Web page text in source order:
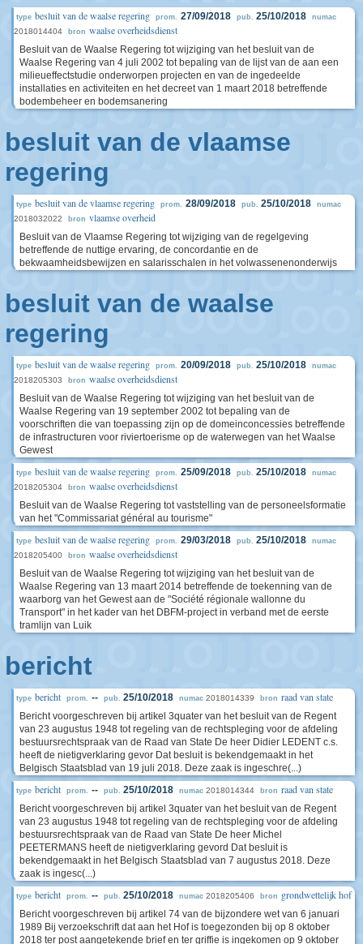
type besluit van de waalse regering prom. 27/09/2018 pub. 25/10/2018 numac
2018014404 bron waalse overheidsdienst
Besluit van de Waalse Regering tot wijziging van het besluit van de
Waalse Regering van 4 juli 2002 tot bepaling van de lijst van de aan een
milieueffectstudie onderworpen projecten en van de ingedeelde
installaties en activiteiten en het decreet van 1 maart 2018 betreffende
bodembeheer en bodemsanering
besluit van de vlaamse
regering
type besluit van de vlaamse regering prom. 28/09/2018 pub. 25/10/2018 numac
2018032022 bron vlaamse overheid
Besluit van de Vlaamse Regering tot wijziging van de regelgeving
betreffende de nuttige ervaring, de concordantie en de
bekwaamheidsbewijzen en salarisschalen in het volwassenenonderwijs
besluit van de waalse
regering
type besluit van de waalse regering prom. 20/09/2018 pub. 25/10/2018 numac
2018205303 bron waalse overheidsdienst
Besluit van de Waalse Regering tot wijziging van het besluit van de
Waalse Regering van 19 september 2002 tot bepaling van de
voorschriften die van toepassing zijn op de domeinconcessies betreffende
de infrastructuren voor riviertoerisme op de waterwegen van het Waalse
Gewest
type besluit van de waalse regering prom. 25/09/2018 pub. 25/10/2018 numac
2018205304 bron waalse overheidsdienst
Besluit van de Waalse Regering tot vaststelling van de personeelsformatie
van het "Commissariat général au tourisme"
type besluit van de waalse regering prom. 29/03/2018 pub. 25/10/2018 numac
2018205400 bron waalse overheidsdienst
Besluit van de Waalse Regering tot wijziging van het besluit van de
Waalse Regering van 13 maart 2014 betreffende de toekenning van de
waarborg van het Gewest aan de "Société régionale wallonne du
Transport" in het kader van het DBFM-project in verband met de eerste
tramlijn van Luik
bericht
type bericht prom. -- pub. 25/10/2018 numac 2018014339 bron raad van state
Bericht voorgeschreven bij artikel 3quater van het besluit van de Regent
van 23 augustus 1948 tot regeling van de rechtspleging voor de afdeling
bestuursrechtspraak van de Raad van State De heer Didier LEDENT c.s.
heeft de nietigverklaring gevor Dat besluit is bekendgemaakt in het
Belgisch Staatsblad van 19 juli 2018. Deze zaak is ingeschre(...)
type bericht prom. -- pub. 25/10/2018 numac 2018014344 bron raad van state
Bericht voorgeschreven bij artikel 3quater van het besluit van de Regent
van 23 augustus 1948 tot regeling van de rechtspleging voor de afdeling
bestuursrechtspraak van de Raad van State De heer Michel
PEETERMANS heeft de nietigverklaring gevord Dat besluit is
bekendgemaakt in het Belgisch Staatsblad van 7 augustus 2018. Deze
zaak is ingesc(...)
type bericht prom. -- pub. 25/10/2018 numac 2018205406 bron grondwettelijk hof
Bericht voorgeschreven bij artikel 74 van de bijzondere wet van 6 januari
1989 Bij verzoekschrift dat aan het Hof is toegezonden bij op 8 oktober
2018 ter post aangetekende brief en ter griffie is ingekomen op 9 oktober